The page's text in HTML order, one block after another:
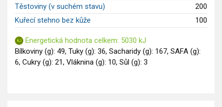
Těstoviny (v suchém stavu)
200
Kuřecí stehno bez kůže
100
Energetická hodnota celkem: 5030 kJ
Bílkoviny (g): 49, Tuky (g): 36, Sacharidy (g): 167, SAFA (g):
6, Cukry (g): 21, Vláknina (g): 10, Sůl (g): 3